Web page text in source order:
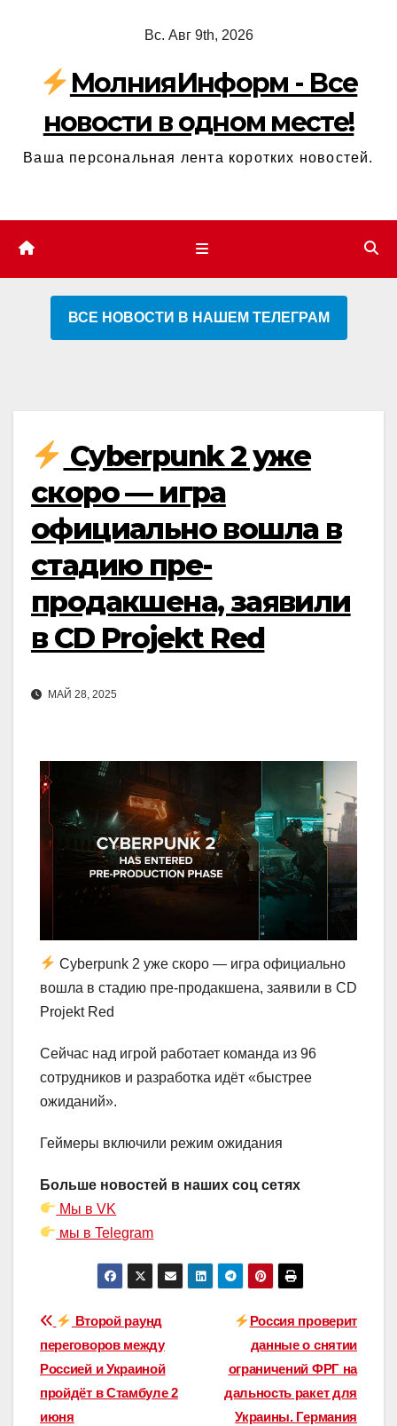
содержимому
Вс. Авг 9th, 2026
МолнияИнформ - Все
новости в одном месте!
Ваша персональная лента коротких новостей.
ВСЕ НОВОСТИ В НАШЕМ ТЕЛЕГРАМ
Cyberpunk 2 уже
скоро — игра
официально вошла в
стадию пре-
продакшена, заявили
в CD Projekt Red
МАЙ 28, 2025
Cyberpunk 2 уже скоро — игра официально
вошла в стадию пре-продакшена, заявили в CD
Projekt Red
Сейчас над игрой работает команда из 96
сотрудников и разработка идёт «быстрее
ожиданий».
Геймеры включили режим ожидания
Больше новостей в наших соц сетях
Мы в VK
мы в Telegram
Навигация
по
записям
Россия проверит
данные о снятии
ограничений ФРГ на
дальность ракет для
Украины. Германия
Второй раунд
переговоров между
Россией и Украиной
пройдёт в Стамбуле 2
июня